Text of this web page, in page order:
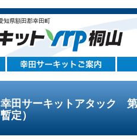
知県額田郡幸田町
田サーキットアタック
定）